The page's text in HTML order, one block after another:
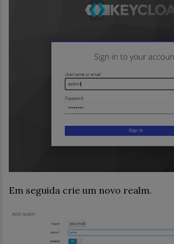
Em seguida crie um novo realm.